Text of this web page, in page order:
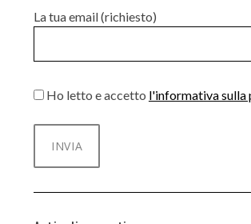
La tua email (richiesto)
Ho letto e accetto l'informativa sulla